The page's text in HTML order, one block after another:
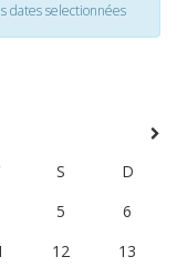
dates selectionnées
S
D
5
6
12
13